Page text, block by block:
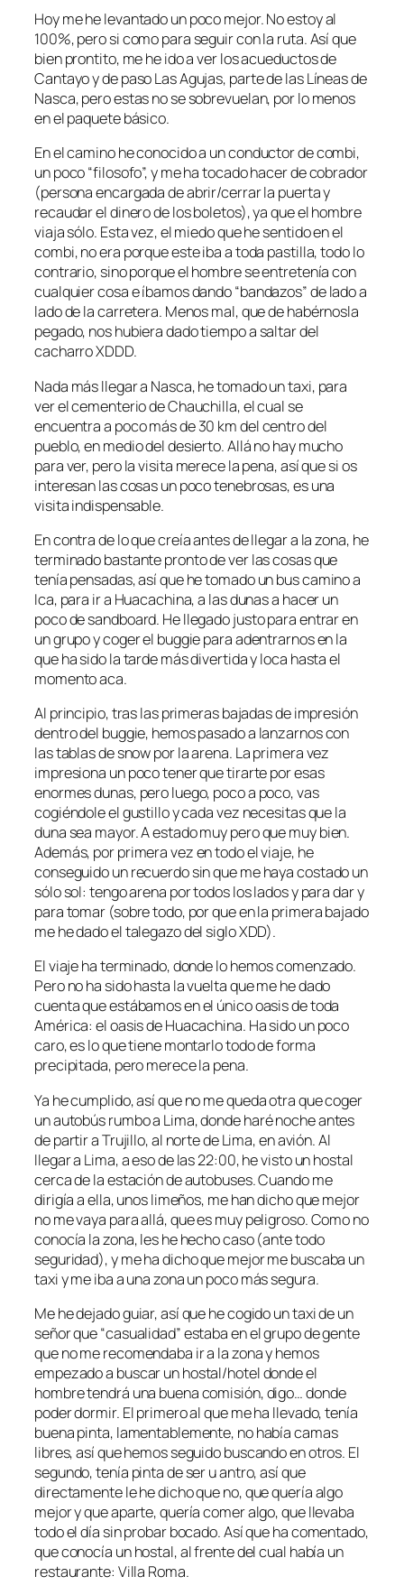
Hoy me he levantado un poco mejor. No estoy al
100%, pero si como para seguir con la ruta. Así que
bien prontito, me he ido a ver los acueductos de
Cantayo y de paso Las Agujas, parte de las Líneas de
Nasca, pero estas no se sobrevuelan, por lo menos
en el paquete básico.
En el camino he conocido a un conductor de combi,
un poco “filosofo”, y me ha tocado hacer de cobrador
(persona encargada de abrir/cerrar la puerta y
recaudar el dinero de los boletos), ya que el hombre
viaja sólo. Esta vez, el miedo que he sentido en el
combi, no era porque este iba a toda pastilla, todo lo
contrario, sino porque el hombre se entretenía con
cualquier cosa e íbamos dando “bandazos” de lado a
lado de la carretera. Menos mal, que de habérnosla
pegado, nos hubiera dado tiempo a saltar del
cacharro XDDD.
Nada más llegar a Nasca, he tomado un taxi, para
ver el cementerio de Chauchilla, el cual se
encuentra a poco más de 30 km del centro del
pueblo, en medio del desierto. Allá no hay mucho
para ver, pero la visita merece la pena, así que si os
interesan las cosas un poco tenebrosas, es una
visita indispensable.
En contra de lo que creía antes de llegar a la zona, he
terminado bastante pronto de ver las cosas que
tenía pensadas, así que he tomado un bus camino a
Ica, para ir a Huacachina, a las dunas a hacer un
poco de sandboard. He llegado justo para entrar en
un grupo y coger el buggie para adentrarnos en la
que ha sido la tarde más divertida y loca hasta el
momento aca.
Al principio, tras las primeras bajadas de impresión
dentro del buggie, hemos pasado a lanzarnos con
las tablas de snow por la arena. La primera vez
impresiona un poco tener que tirarte por esas
enormes dunas, pero luego, poco a poco, vas
cogiéndole el gustillo y cada vez necesitas que la
duna sea mayor. A estado muy pero que muy bien.
Además, por primera vez en todo el viaje, he
conseguido un recuerdo sin que me haya costado un
sólo sol: tengo arena por todos los lados y para dar y
para tomar (sobre todo, por que en la primera bajado
me he dado el talegazo del siglo XDD).
El viaje ha terminado, donde lo hemos comenzado.
Pero no ha sido hasta la vuelta que me he dado
cuenta que estábamos en el único oasis de toda
América: el oasis de Huacachina. Ha sido un poco
caro, es lo que tiene montarlo todo de forma
precipitada, pero merece la pena.
Ya he cumplido, así que no me queda otra que coger
un autobús rumbo a Lima, donde haré noche antes
de partir a Trujillo, al norte de Lima, en avión. Al
llegar a Lima, a eso de las 22:00, he visto un hostal
cerca de la estación de autobuses. Cuando me
dirigía a ella, unos limeños, me han dicho que mejor
no me vaya para allá, que es muy peligroso. Como no
conocía la zona, les he hecho caso (ante todo
seguridad), y me ha dicho que mejor me buscaba un
taxi y me iba a una zona un poco más segura.
Me he dejado guiar, así que he cogido un taxi de un
señor que “casualidad” estaba en el grupo de gente
que no me recomendaba ir a la zona y hemos
empezado a buscar un hostal/hotel donde el
hombre tendrá una buena comisión, digo… donde
poder dormir. El primero al que me ha llevado, tenía
buena pinta, lamentablemente, no había camas
libres, así que hemos seguido buscando en otros. El
segundo, tenía pinta de ser u antro, así que
directamente le he dicho que no, que quería algo
mejor y que aparte, quería comer algo, que llevaba
todo el día sin probar bocado. Así que ha comentado,
que conocía un hostal, al frente del cual había un
restaurante: Villa Roma.